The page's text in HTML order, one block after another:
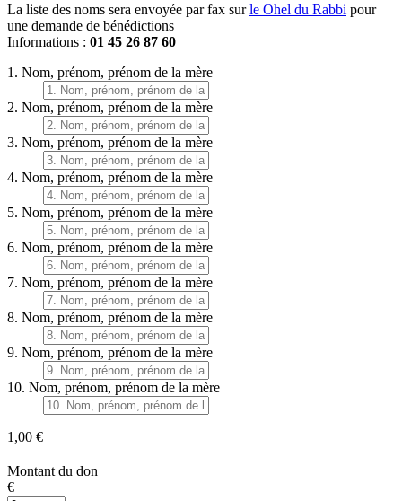
La liste des noms sera envoyée par fax surle Ohel du Rabbi pour
une demande de bénédictions
Informations : 01 45 26 87 60
1. Nom, prénom, prénom de la mère
2. Nom, prénom, prénom de la mère
3. Nom, prénom, prénom de la mère
4. Nom, prénom, prénom de la mère
5. Nom, prénom, prénom de la mère
6. Nom, prénom, prénom de la mère
7. Nom, prénom, prénom de la mère
8. Nom, prénom, prénom de la mère
9. Nom, prénom, prénom de la mère
10. Nom, prénom, prénom de la mère
1,00 €
Montant du don
€